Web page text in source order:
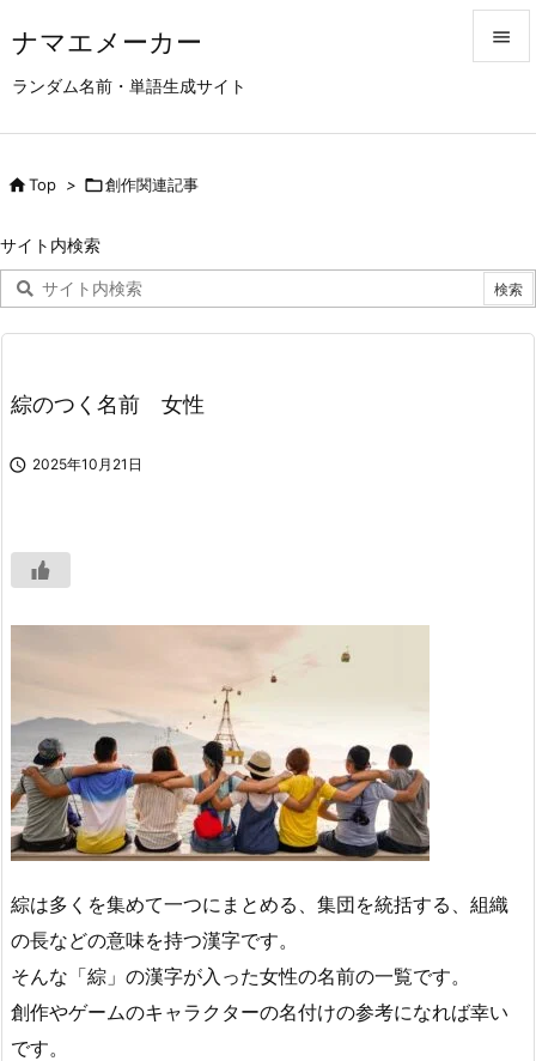
ナマエメーカー
ランダム名前・単語生成サイト


次へ

Top > 創作関連記事
サイト内検索
綜のつく名前 女性
 2025年10月21日
綜は多くを集めて一つにまとめる、集団を統括する、組織
の長などの意味を持つ漢字です。
そんな「綜」の漢字が入った女性の名前の一覧です。
創作やゲームのキャラクターの名付けの参考になれば幸い
です。